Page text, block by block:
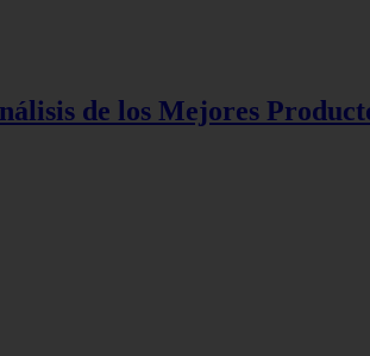
de los Mejores